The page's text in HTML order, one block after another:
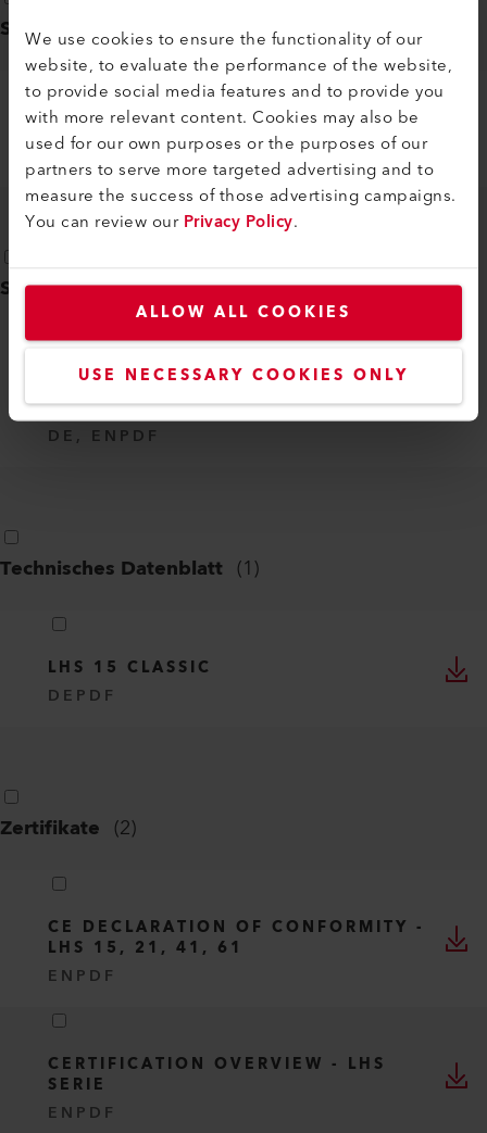
We use cookies to ensure the functionality of our
website, to evaluate the performance of the website,
to provide social media features and to provide you
with more relevant content. Cookies may also be
used for our own purposes or the purposes of our
partners to serve more targeted advertising and to
measure the success of those advertising campaigns.
You can review ourPrivacy Policy.
ALLOW ALL COOKIES
USE NECESSARY COOKIES ONLY
Sicherheitshinweise (1)
PROCESS HEAT
DE, EN, IT, FR, ES, ...PDF
Spezial-Flyer (1)
NOZZLES AIR HEATERS AND HOT
AIR BLOWERS
DE, EN PDF
Technisches Datenblatt (1)
LHS 15 CLASSIC
DE PDF
Zertifikate (2)
CE DECLARATION OF CONFORMITY -
LHS 15, 21, 41, 61
EN PDF
CERTIFICATION OVERVIEW - LHS
SERIE
EN PDF